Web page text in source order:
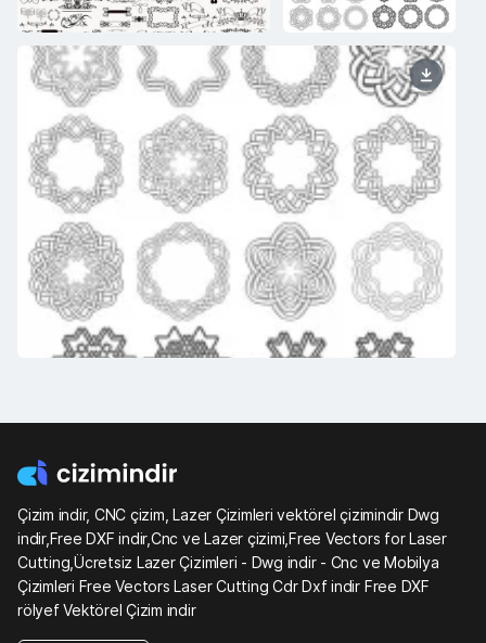
Çizim indir, CNC çizim, Lazer Çizimleri vektörel çizimindir Dwg
indir,Free DXF indir,Cnc ve Lazer çizimi,Free Vectors for Laser
Cutting,Ücretsiz Lazer Çizimleri - Dwg indir - Cnc ve Mobilya
Çizimleri Free Vectors Laser Cutting Cdr Dxf indir Free DXF
rölyef Vektörel Çizim indir